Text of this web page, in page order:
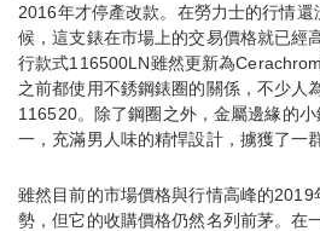
2016年才停產改款。在勞力士的行情
候，這支錶在市場上的交易價格就已經
行款式116500LN雖然更新為
之前都使用不銹鋼錶圈的關係，不少人
116520。除了鋼圈之外，金屬邊緣的
一，充滿男人味的精悍設計，擄獲了一
雖然目前的市場價格與行情高峰的2019
勢，但它的收購價格仍然名列前茅。在